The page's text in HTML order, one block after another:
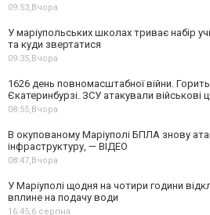
09:53,Вчора
У маріупольських школах триває набір
та куди звертатися
09:35,Вчора
1626 день повномасштабної війни.
Єкатеринбурзі. ЗСУ атакували військові
08:55,Вчора
В окупованому Маріуполі БПЛА знову
інфраструктуру, — ВІДЕО
08:47,Вчора
У Маріуполі щодня на чотири години
вплине на подачу води
16:45,6 серпня